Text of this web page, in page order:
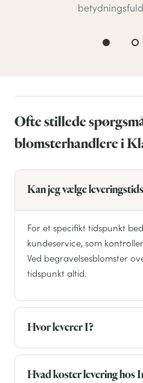
Ofte stillede
blomsterhandlere i
Kan jeg vælge
For et specifikt tidspunkt
kundeservice, som
Ved begravelsesblomster
tidspunkt altid.
Hvor leverer I?
Hvad koster levering hos